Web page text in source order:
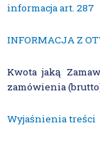
informacja art. 287
INFORMACJA Z
Kwota jaką
zamówienia
Wyjaśnienia treści